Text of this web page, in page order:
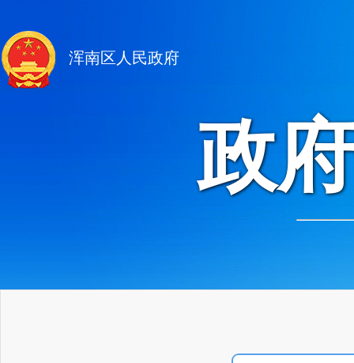
浑南区人民政府
政